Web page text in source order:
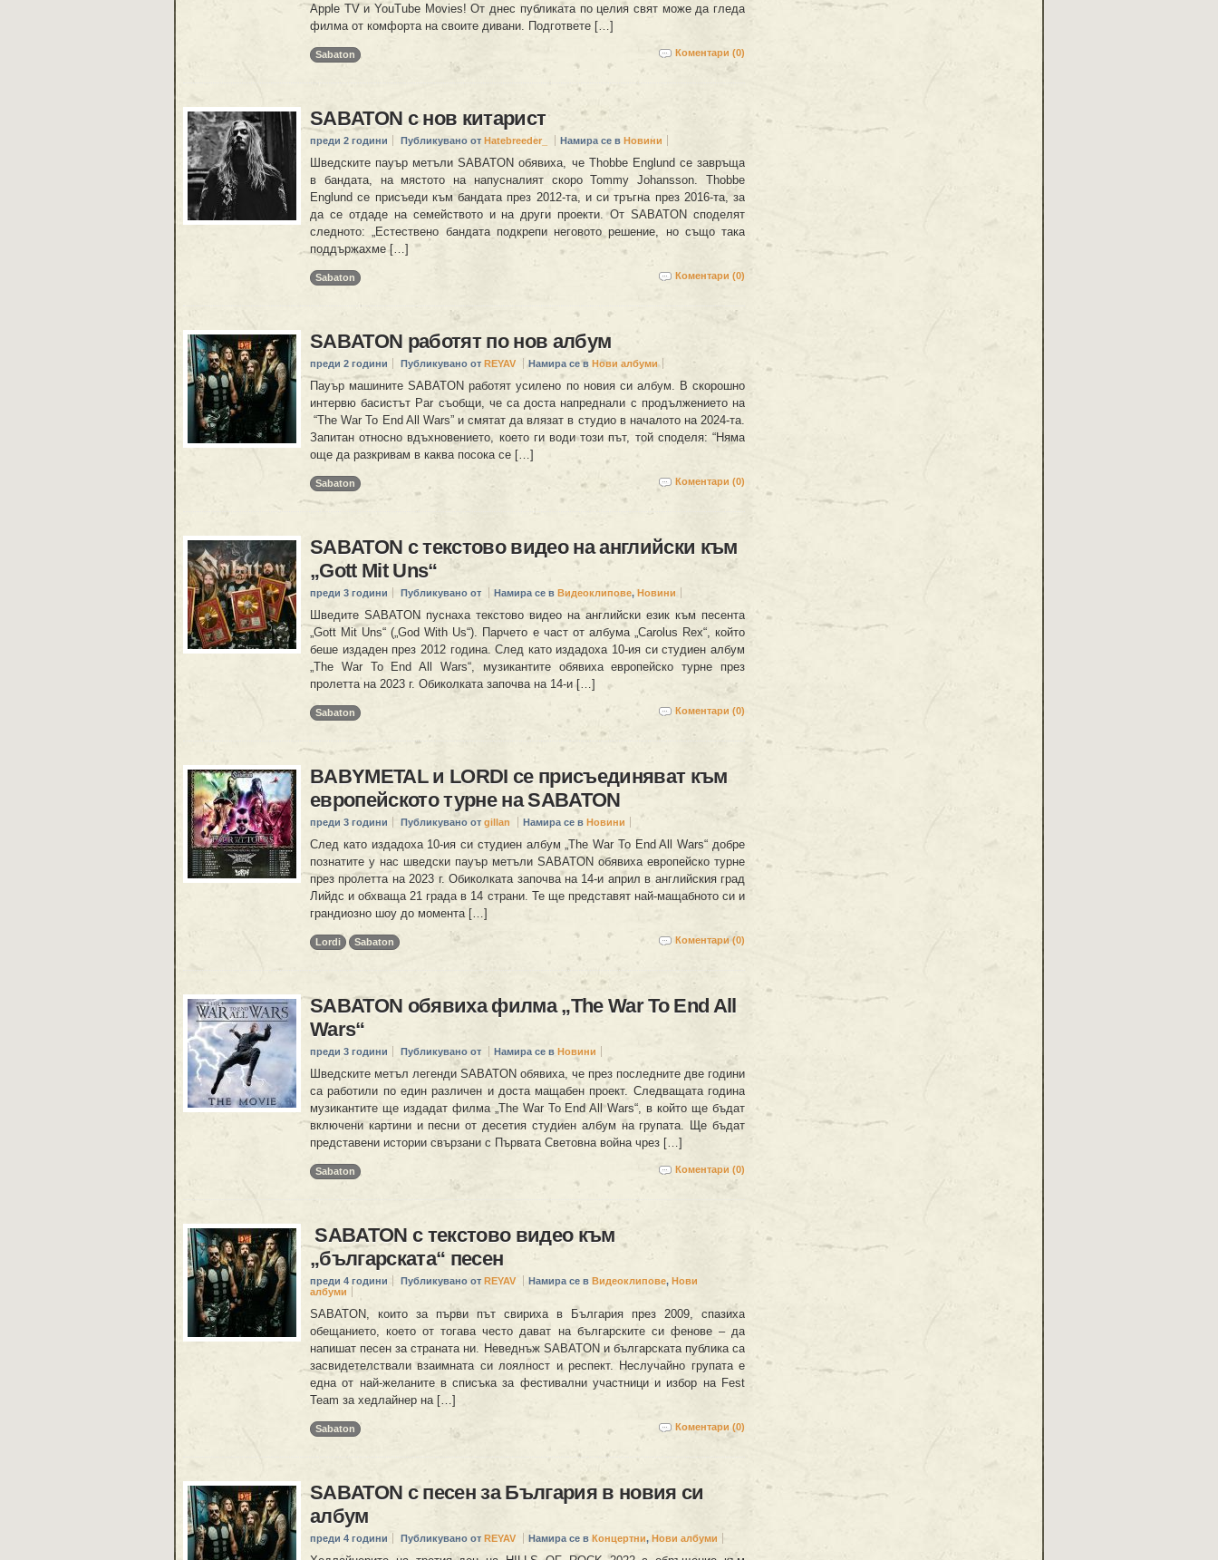
Apple TV и YouTube Movies! От днес публиката по целия свят може да гледа
филма от комфорта на своите дивани. Подгответе […]
Коментари (0)
Sabaton
SABATON с нов китарист
преди 2 години Публикувано от Hatebreeder_ Намира се в Новини
Шведските пауър метъли SABATON обявиха, че Thobbe Englund се завръща
в бандата, на мястото на напусналият скоро Tommy Johansson. Thobbe
Englund се присъеди към бандата през 2012-та, и си тръгна през 2016-та, за
да се отдаде на семейството и на други проекти. От SABATON споделят
следното: „Естествено бандата подкрепи неговото решение, но също така
поддържахме […]
Коментари (0)
Sabaton
SABATON работят по нов албум
преди 2 години Публикувано от REYAV Намира се в Нови албуми
Пауър машините SABATON работят усилено по новия си албум. В скорошно
интервю басистът Par съобщи, че са доста напреднали с продължението на
“The War To End All Wars” и смятат да влязат в студио в началото на 2024-та.
Запитан относно вдъхновението, което ги води този път, той споделя: “Няма
още да разкривам в каква посока се […]
Коментари (0)
Sabaton
SABATON с текстово видео на английски към
„Gott Mit Uns“
преди 3 години Публикувано от Намира се в Видеоклипове, Новини
Шведите SABATON пуснаха текстово видео на английски език към песента
„Gott Mit Uns“ („God With Us“). Парчето е част от албума „Carolus Rex“, който
беше издаден през 2012 година. След като издадоха 10-ия си студиен албум
„The War To End All Wars“, музикантите обявиха европейско турне през
пролетта на 2023 г. Обиколката започва на 14-и […]
Коментари (0)
Sabaton
BABYMETAL и LORDI се присъединяват към
европейското турне на SABATON
преди 3 години Публикувано от gillan Намира се в Новини
След като издадоха 10-ия си студиен албум „The War To End All Wars“ добре
познатите у нас шведски пауър метъли SABATON обявиха европейско турне
през пролетта на 2023 г. Обиколката започва на 14-и април в английския град
Лийдс и обхваща 21 града в 14 страни. Те ще представят най-мащабното си и
грандиозно шоу до момента […]
Коментари (0)
Lordi Sabaton
SABATON обявиха филма „The War To End All
Wars“
преди 3 години Публикувано от Намира се в Новини
Шведските метъл легенди SABATON обявиха, че през последните две години
са работили по един различен и доста мащабен проект. Следващата година
музикантите ще издадат филма „The War To End All Wars“, в който ще бъдат
включени картини и песни от десетия студиен албум на групата. Ще бъдат
представени истории свързани с Първата Световна война чрез […]
Коментари (0)
Sabaton
SABATON с текстово видео към
„българската“ песен
преди 4 години Публикувано от REYAV Намира се в Видеоклипове, Нови
албуми
SABATON, които за първи път свириха в България през 2009, спазиха
обещанието, което oт тогава често дават на българските си фенове – да
напишат песен за страната ни. Неведнъж SABATON и българската публика са
засвидетелствали взаимната си лоялност и респект. Неслучайно групата е
една от най-желаните в списъка за фестивални участници и избор на Fest
Team за хедлайнер на […]
Коментари (0)
Sabaton
SABATON с песен за България в новия си
албум
преди 4 години Публикувано от REYAV Намира се в Концертни, Нови албуми